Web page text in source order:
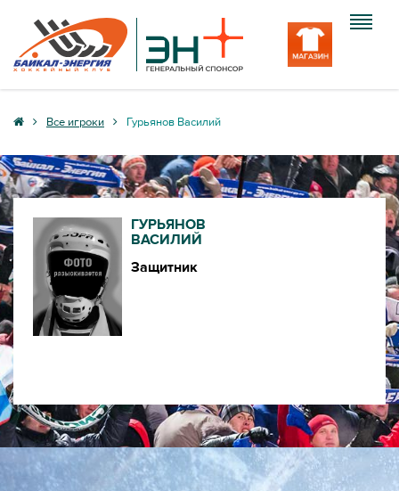
Клуб
Команда
Болельщику
Медиа
Все игроки Гурьянов Василий
ГУРЬЯНОВ
ВАСИЛИЙ
Защитник